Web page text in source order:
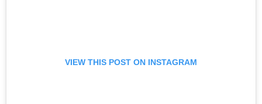
VIEW THIS POST ON INSTAGRAM